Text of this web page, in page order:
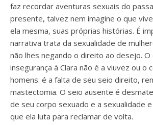
faz recordar aventuras sexuais do
presente, talvez nem imagine o que
ela mesma, suas próprias histórias. É
narrativa trata da sexualidade de
não lhes negando o direito ao desejo.
insegurança à Clara não é a viuvez ou o
homens: é a falta de seu seio direito,
mastectomia. O seio ausente é
de seu corpo sexuado e a sexualidade
que ela luta para reclamar de volta.